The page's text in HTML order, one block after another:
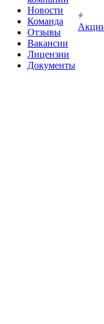
Новости
Команда
Отзывы
Вакансии
Лицензии
Документы